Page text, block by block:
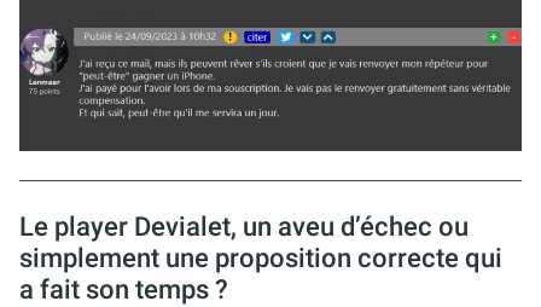
Le player Devialet, un aveu d’échec ou
simplement une proposition correcte qui
a fait son temps ?